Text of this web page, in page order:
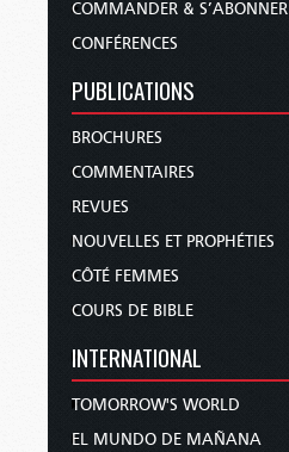
COMMANDER & S’ABONNER
CONFÉRENCES
PUBLICATIONS
BROCHURES
COMMENTAIRES
REVUES
NOUVELLES ET PROPHÉTIES
CÔTÉ FEMMES
COURS DE BIBLE
INTERNATIONAL
TOMORROW'S WORLD
EL MUNDO DE MAÑANA